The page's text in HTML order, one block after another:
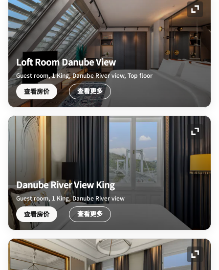
展开
Loft Room Danube View
Guest room, 1 King, Danube River view, Top floor
查看房价 查看更多
展开
Danube River View King
Guest room, 1 King, Danube River view
查看房价 查看更多
展开